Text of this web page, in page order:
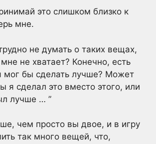
это слишком близко к
мне.
не думать о таких вещах,
мне не хватает? Конечно, есть
мог бы сделать лучше? Может
я сделал это вместо этого, или
лучше … ”
чем просто вы двое, и в игру
так много вещей, что,